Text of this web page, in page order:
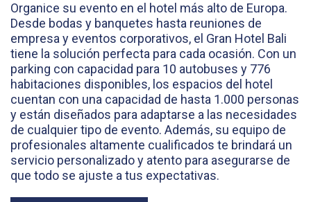
Organice su evento en el hotel más alto de Europa.
Desde bodas y banquetes hasta reuniones de
empresa y eventos corporativos, el Gran Hotel Bali
tiene la solución perfecta para cada ocasión. Con un
parking con capacidad para 10 autobuses y 776
habitaciones disponibles, los espacios del hotel
cuentan con una capacidad de hasta 1.000 personas
y están diseñados para adaptarse a las necesidades
de cualquier tipo de evento. Además, su equipo de
profesionales altamente cualificados te brindará un
servicio personalizado y atento para asegurarse de
que todo se ajuste a tus expectativas.